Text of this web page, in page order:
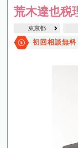
荒木達也税
東京都
初回相談無料